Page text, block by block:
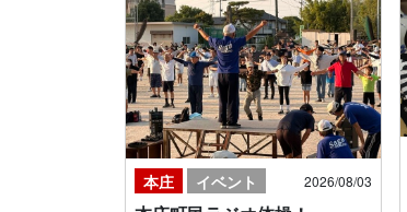
本庄 イベント 2026/08/03